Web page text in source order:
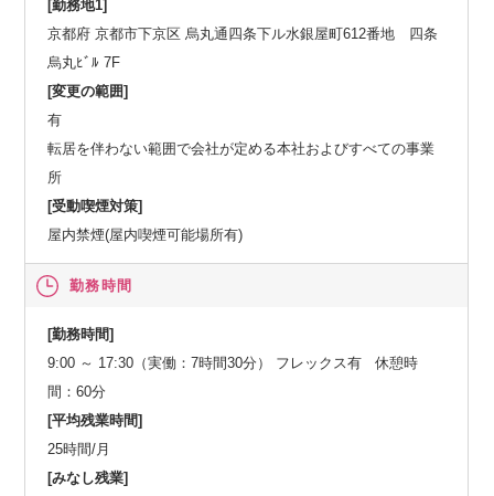
[勤務地1]
京都府 京都市下京区 烏丸通四条下ル水銀屋町612番地 四条
烏丸ﾋﾞﾙ 7F
[変更の範囲]
有
転居を伴わない範囲で会社が定める本社およびすべての事業
所
[受動喫煙対策]
屋内禁煙(屋内喫煙可能場所有)
勤務時間
[勤務時間]
9:00 ～ 17:30（実働：7時間30分） フレックス有 休憩時
間：60分
[平均残業時間]
25時間/月
[みなし残業]